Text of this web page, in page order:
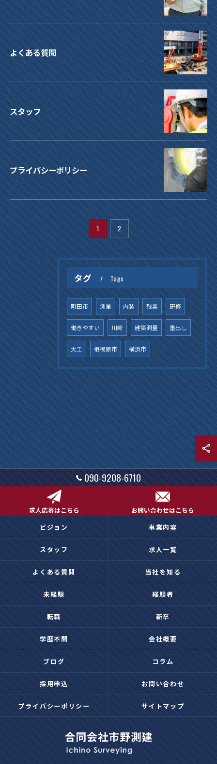
よくある質問
スタッフ
プライバシーポリシー
1 2
タグ Tags
町田市 測量 内装 残業 研修
働きやすい 川崎 建築測量 墨出し
大工 相模原市 横浜市
090-9208-6710
求人応募はこちら お問い合わせはこちら
ビジョン 事業内容
スタッフ 求人一覧
よくある質問 当社を知る
未経験 経験者
転職 新卒
学歴不問 会社概要
ブログ コラム
採用申込 お問い合わせ
プライバシーポリシー サイトマップ
お問い合わせはこちら